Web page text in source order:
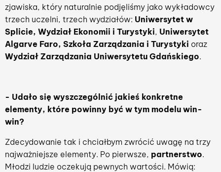
zjawiska, który naturalnie podjęliśmy jako wykładowcy
trzech uczelni, trzech wydziałów: Uniwersytet w
Splicie, Wydział Ekonomii i Turystyki, Uniwersytet
Algarve Faro, Szkoła Zarządzania i Turystyki oraz
Wydział Zarządzania Uniwersytetu Gdańskiego.
- Udało się wyszczególnić jakieś konkretne
elementy, które powinny być w tym modelu win-
win?
Zdecydowanie tak i chciałbym zwrócić uwagę na trzy
najważniejsze elementy. Po pierwsze, partnerstwo.
Młodzi ludzie oczekują pewnych wartości. Mówią: